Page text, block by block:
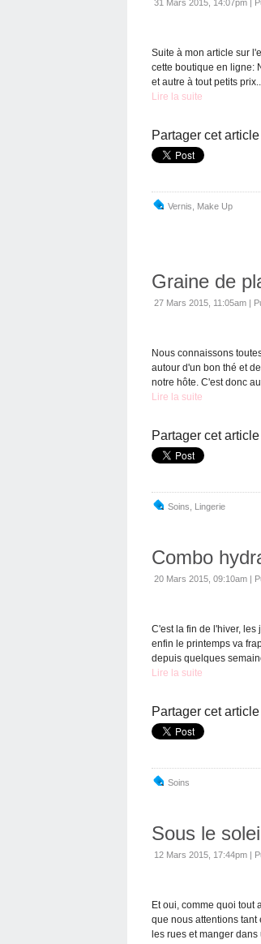
31 Mars 2015, 14:07pm |
Suite à mon article sur
cette boutique en ligne:
et autre à tout petits
Lire la suite
Partager cet article
Vernis Make Up
Graine de
27 Mars 2015, 11:05am |
Nous connaissons
autour d'un bon thé et
notre hôte. C'est donc
Lire la suite
Partager cet article
Soins Lingerie
Combo
20 Mars 2015, 09:10am |
C'est la fin de l'hiver,
enfin le printemps va
depuis quelques
Lire la suite
Partager cet article
Soins
Sous le
12 Mars 2015, 17:44pm |
Et oui, comme quoi tout
que nous attentions tant
les rues et manger dans